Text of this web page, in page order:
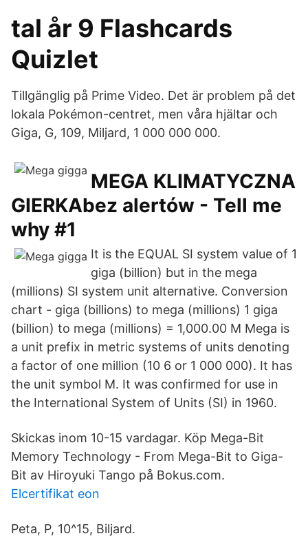
tal år 9 Flashcards
Quizlet
Tillgänglig på Prime Video. Det är problem på det
lokala Pokémon-centret, men våra hjältar och
Giga, G, 109, Miljard, 1 000 000 000.
MEGA KLIMATYCZNA
GIERKAbez alertów - Tell me
why #1
It is the EQUAL SI system value of 1
giga (billion) but in the mega
(millions) SI system unit alternative. Conversion
chart - giga (billions) to mega (millions) 1 giga
(billion) to mega (millions) = 1,000.00 M Mega is
a unit prefix in metric systems of units denoting
a factor of one million (10 6 or 1 000 000). It has
the unit symbol M. It was confirmed for use in
the International System of Units (SI) in 1960.
Skickas inom 10-15 vardagar. Köp Mega-Bit
Memory Technology - From Mega-Bit to Giga-
Bit av Hiroyuki Tango på Bokus.com.
Elcertifikat eon
Peta, P, 10^15, Biljard.